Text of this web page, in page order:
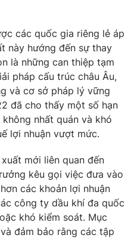
Việt Nam
điện tử số 483/GP-BTTTT
Hạnh, Phạm Quốc Thắng,
các quốc gia riêng lẻ áp
này hướng đến sự thay
là những can thiệp tạm
pháp cấu trúc châu Âu,
và cơ sở pháp lý vững
đã cho thấy một số hạn
nhất quán và khó
lợi nhuận vượt mức.
mới liên quan đến
kêu gọi việc đưa vào
các khoản lợi nhuận
công ty dầu khí đa quốc
khó kiểm soát. Mục
đảm bảo rằng các tập